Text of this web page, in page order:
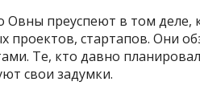
Овны преуспеют в том
проектов, стартапов. Они
Те, кто давно
свои задумки.